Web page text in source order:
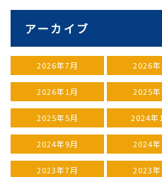
アーカイブ
2026年7月 2026
2026年1月 2025
2025年5月 2024年
2024年9月 2024
2023年7月 2023